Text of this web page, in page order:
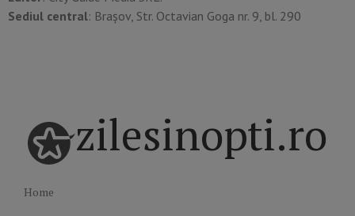
Sediul central: Brașov, Str. Octavian Goga nr. 9, bl. 290
zilesinopti.ro
Home